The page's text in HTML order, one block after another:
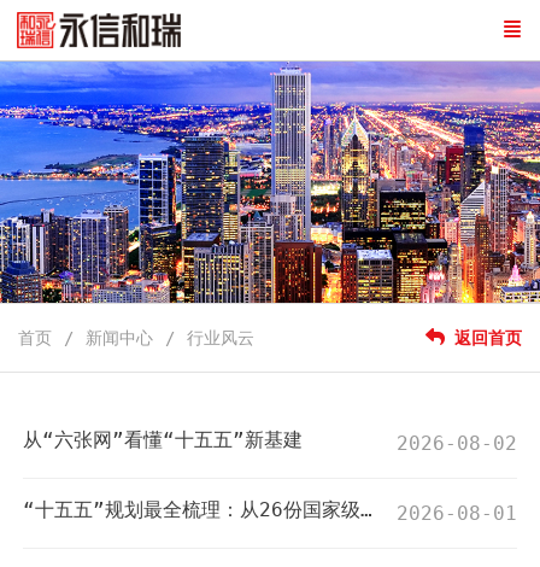
首页 新闻中心 行业风云 返回首页
从“六张网”看懂“十五五”新基建 2026-08-02
“十五五”规划最全梳理：从26份国家级专项规划到31省蓝图，看懂未来五年的底层逻辑 2026-08-01